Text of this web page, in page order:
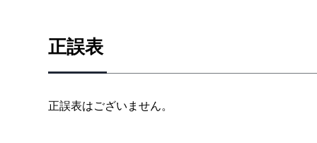
正誤表
正誤表はございません。